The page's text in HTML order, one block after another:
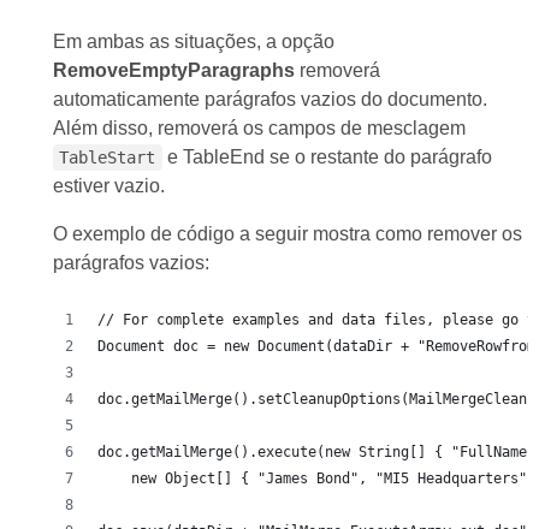
Em ambas as situações, a opção
RemoveEmptyParagraphsremoverá
automaticamente parágrafos vazios do documento.
Além disso, removerá os campos de mesclagem
TableStart
e TableEnd se o restante do parágrafo
estiver vazio.
O exemplo de código a seguir mostra como remover os
parágrafos vazios:
// For complete examples and data files, please go
Document doc = new Document(dataDir +
doc.getMailMerge().execute(new String[] {
new Object[] { "James Bond", "MI5